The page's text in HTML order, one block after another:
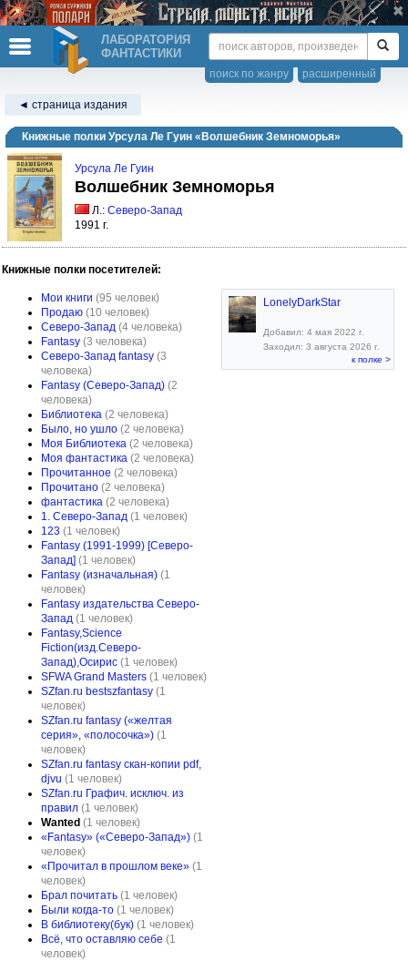
ЛАБОРАТОРИЯ
ФАНТАСТИКИ
расширенный
поиск по жанру
◄ страница издания
Книжные полки Урсула Ле Гуин «Волшебник Земноморья»
Урсула Ле Гуин
Волшебник Земноморья
Л.: Северо-Запад
1991 г.
Книжные полки посетителей:
Мои книги (95 человек)
Продаю (10 человек)
Северо-Запад (4 человека)
Fantasy (3 человека)
Северо-Запад fantasy (3
человека)
Fantasy (Северо-Запад) (2
человека)
Библиотека (2 человека)
Было, но ушло (2 человека)
Моя Библиотека (2 человека)
Моя фантастика (2 человека)
Прочитанное (2 человека)
Прочитано (2 человека)
фантастика (2 человека)
1. Северо-Запад (1 человек)
123 (1 человек)
Fantasy (1991-1999) [Северо-
Запад] (1 человек)
Fantasy (изначальная) (1
человек)
Fantasy издательства Северо-
Запад (1 человек)
Fantasy,Science
Fiction(изд.Северо-
Запад),Осирис (1 человек)
SFWA Grand Masters (1 человек)
SZfan.ru bestszfantasy (1
человек)
SZfan.ru fantasy («желтая
серия», «полосочка») (1
человек)
SZfan.ru fantasy скан-копии pdf,
djvu (1 человек)
SZfan.ru Графич. исключ. из
правил (1 человек)
Wanted (1 человек)
«Fantasy» («Северо-Запад») (1
человек)
«Прочитал в прошлом веке» (1
человек)
Брал почитать (1 человек)
Были когда-то (1 человек)
В библиотеку(бук) (1 человек)
Всё, что оставляю себе (1
человек)
LonelyDarkStar
Добавил: 4 мая 2022 г.
Заходил: 3 августа 2026 г.
к полке >